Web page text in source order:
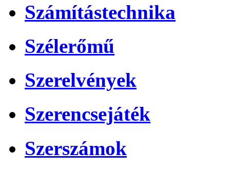
Számítástechnika
Szélerőmű
Szerelvények
Szerencsejáték
Szerszámok